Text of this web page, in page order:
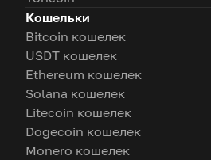
Кошельки
Bitcoin кошелек
USDT кошелек
Ethereum кошелек
Solana кошелек
Litecoin кошелек
Dogecoin кошелек
Monero кошелек